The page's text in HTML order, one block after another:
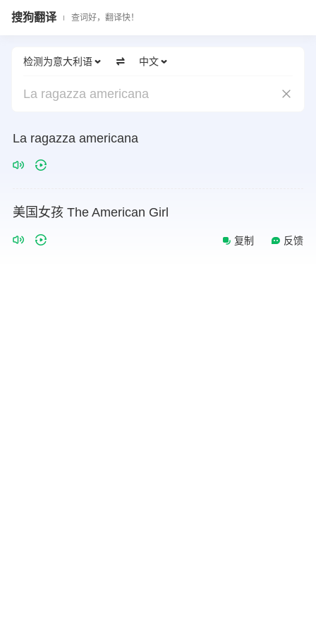
搜狗翻译 查词好，翻译快！
检测为意大利语 中文
La ragazza americana
La ragazza americana
美国女孩 The American Girl
复制 反馈